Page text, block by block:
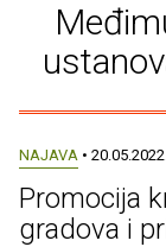
NAJAVA •
Promocija
gradova i